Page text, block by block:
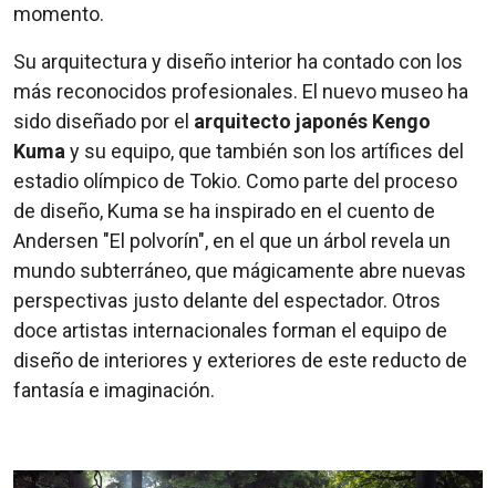
momento.
Su arquitectura y diseño interior ha contado con los
más reconocidos profesionales. El nuevo museo ha
sido diseñado por el arquitecto japonés Kengo
Kuma y su equipo, que también son los artífices del
estadio olímpico de Tokio. Como parte del proceso
de diseño, Kuma se ha inspirado en el cuento de
Andersen "El polvorín", en el que un árbol revela un
mundo subterráneo, que mágicamente abre nuevas
perspectivas justo delante del espectador. Otros
doce artistas internacionales forman el equipo de
diseño de interiores y exteriores de este reducto de
fantasía e imaginación.